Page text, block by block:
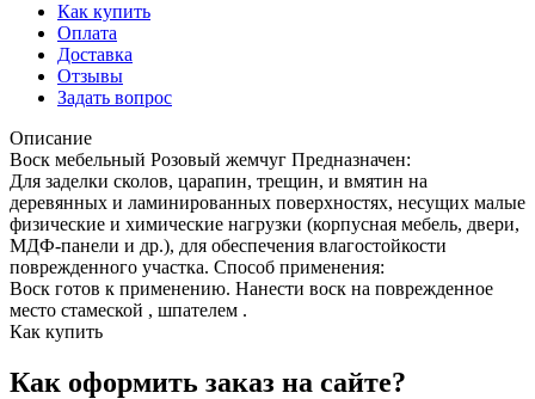
Как купить
Оплата
Доставка
Отзывы
Задать вопрос
Описание
Воск мебельный Розовый жемчуг Предназначен:
Для заделки сколов, царапин, трещин, и вмятин на
деревянных и ламинированных поверхностях, несущих малые
физические и химические нагрузки (корпусная мебель, двери,
МДФ-панели и др.), для обеспечения влагостойкости
поврежденного участка. Способ применения:
Воск готов к применению. Нанести воск на поврежденное
место стамеской , шпателем .
Как купить
Как оформить заказ на сайте?